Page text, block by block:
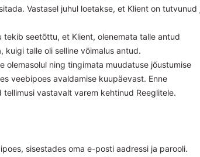
Vastasel juhul loetakse, et Klient on tutvunud
seetõttu, et Klient, olenemata talle antud
talle oli selline võimalus antud.
olemasolul ning tingimata muudatuse jõustumise
veebipoes avaldamise kuupäevast. Enne
vastavalt varem kehtinud Reeglitele.
sisestades oma e-posti aadressi ja parooli.